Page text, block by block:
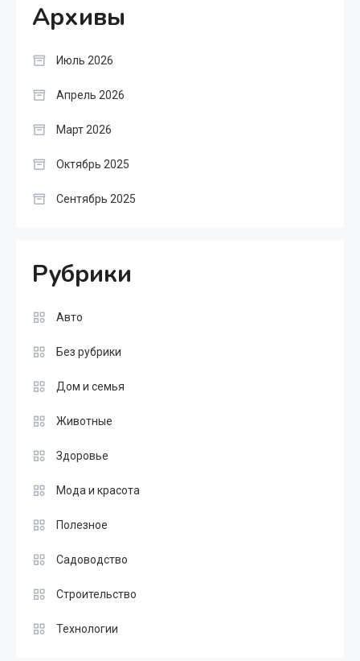
Архивы
Июль 2026
Апрель 2026
Март 2026
Октябрь 2025
Сентябрь 2025
Рубрики
Авто
Без рубрики
Дом и семья
Животные
Здоровье
Мода и красота
Полезное
Садоводство
Строительство
Технологии